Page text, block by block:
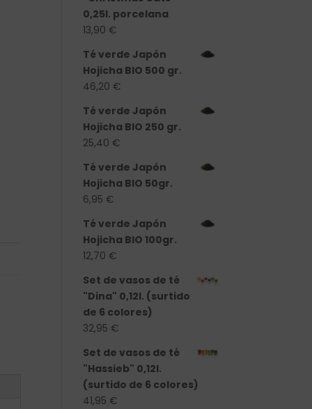
0,25l. porcelana
13,90 €
Té verde Japón
Hojicha BIO 500 gr.
46,20 €
Té verde Japón
Hojicha BIO 250 gr.
25,40 €
Té verde Japón
Hojicha BIO 50gr.
6,95 €
Té verde Japón
Hojicha BIO 100gr.
12,70 €
Set de vasos de té
"Dina" 0,12l. (surtido
de 6 colores)
32,95 €
Set de vasos de té
"Hassieb" 0,12l.
(surtido de 6 colores)
41,95 €